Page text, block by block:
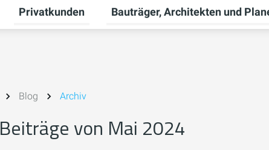
Privatkunden
Untermenü für Privatkunden
Bauträger, Architekten und
Blog Archiv
Beiträge von Mai 2024